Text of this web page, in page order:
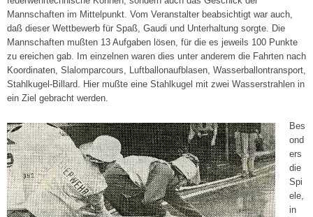
Mannschaften im Mittelpunkt. Vom Veranstalter beabsichtigt war auch,
daß dieser Wettbewerb für Spaß, Gaudi und Unterhaltung sorgte. Die
Mannschaften mußten 13 Aufgaben lösen, für die es jeweils 100 Punkte
zu ereichen gab. Im einzelnen waren dies unter anderem die Fahrten nach
Koordinaten, Slalomparcours, Luftballonaufblasen, Wasserballontransport,
Stahlkugel-Billard. Hier mußte eine Stahlkugel mit zwei Wasserstrahlen in
ein Ziel gebracht werden.
Bes
ond
ers
die
Spi
ele,
in